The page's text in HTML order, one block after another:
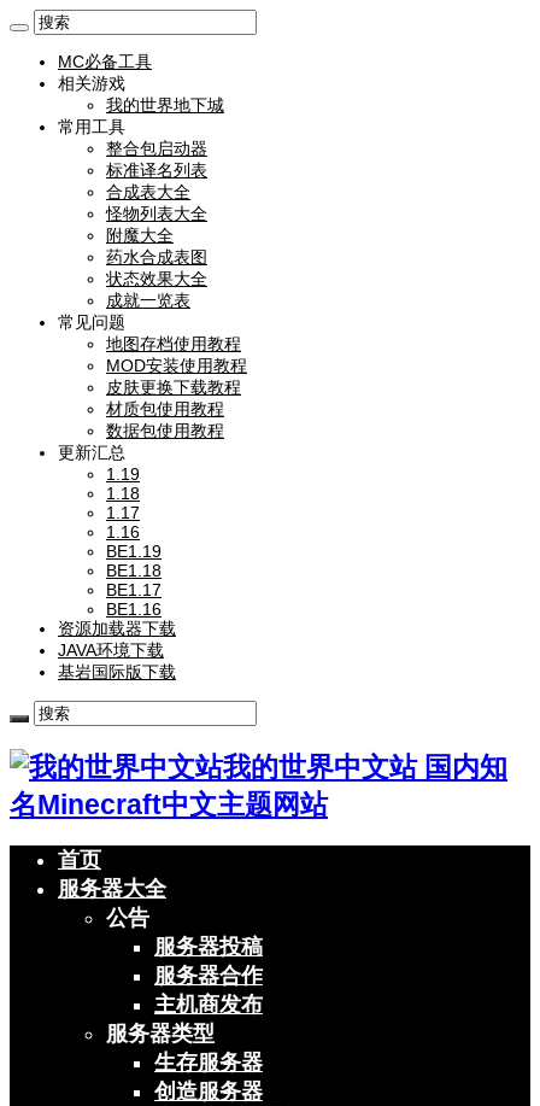
MC必备工具
相关游戏
我的世界地下城
常用工具
整合包启动器
标准译名列表
合成表大全
怪物列表大全
附魔大全
药水合成表图
状态效果大全
成就一览表
常见问题
地图存档使用教程
MOD安装使用教程
皮肤更换下载教程
材质包使用教程
数据包使用教程
更新汇总
1.19
1.18
1.17
1.16
BE1.19
BE1.18
BE1.17
BE1.16
资源加载器下载
JAVA环境下载
基岩国际版下载
我的世界中文站 国内知
名Minecraft中文主题网站
首页
服务器大全
公告
服务器投稿
服务器合作
主机商发布
服务器类型
生存服务器
创造服务器